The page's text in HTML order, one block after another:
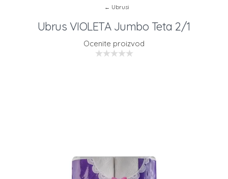
← Ubrusi
Ubrus VIOLETA Jumbo Teta 2/1
Ocenite proizvod